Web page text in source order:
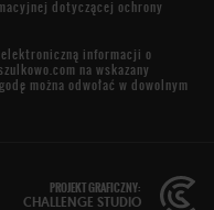
dotyczącej ochrony
elektroniczną informacji o
na wskazany
można odwołać w dowolnym
PROJEKT GRAFICZNY:
CHALLENGE STUDIO